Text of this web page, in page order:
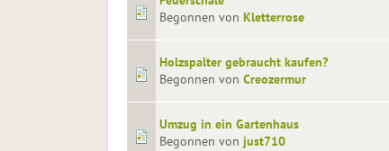
Begonnen von Kletterrose
Holzspalter gebraucht kaufen?
Begonnen von Creozermur
Umzug in ein Gartenhaus
Begonnen von just710